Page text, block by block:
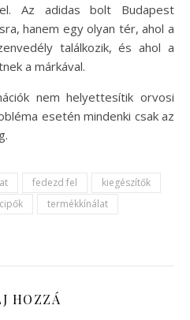
Az adidas bolt Budapest
hanem egy olyan tér, ahol a
találkozik, és ahol a
a márkával.
nem helyettesítik orvosi
esetén mindenki csak az
fedezd fel
kiegészítők
termékkínálat
HOZZÁ